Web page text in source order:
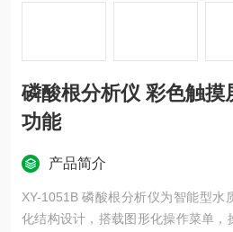
磷酸根分析仪 彩色触摸
功能
产品简介
XY-1051B 磷酸根分析仪为智能型水
化结构设计，搭载图形化操作菜单，